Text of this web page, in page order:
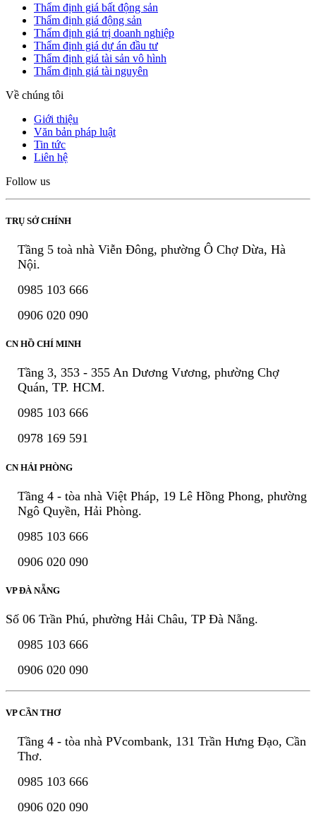
Thẩm định giá bất động sản
Thẩm định giá động sản
Thẩm định giá trị doanh nghiệp
Thẩm định giá dự án đầu tư
Thẩm định giá tài sản vô hình
Thẩm định giá tài nguyên
Về chúng tôi
Giới thiệu
Văn bản pháp luật
Tin tức
Liên hệ
Follow us
TRỤ SỞ CHÍNH
Tầng 5 toà nhà Viễn Đông, phường Ô Chợ Dừa, Hà
Nội.
0985 103 666
0906 020 090
CN HỒ CHÍ MINH
Tầng 3, 353 - 355 An Dương Vương, phường Chợ
Quán, TP. HCM.
0985 103 666
0978 169 591
CN HẢI PHÒNG
Tầng 4 - tòa nhà Việt Pháp, 19 Lê Hồng Phong, phường
Ngô Quyền, Hải Phòng.
0985 103 666
0906 020 090
VP ĐÀ NẴNG
Số 06 Trần Phú, phường Hải Châu, TP Đà Nẵng.
0985 103 666
0906 020 090
VP CẦN THƠ
Tầng 4 - tòa nhà PVcombank, 131 Trần Hưng Đạo, Cần
Thơ.
0985 103 666
0906 020 090